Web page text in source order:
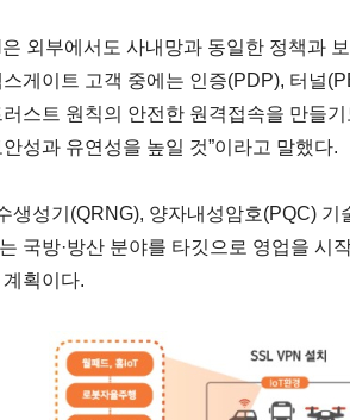
외부에서도 사내망과 동일한 정책과
게이트 고객 중에는 인증(PDP), 터널
스트 원칙의 안전한 원격접속을 만들
성과 유연성을 높일 것”이라고 말했다.
생성기(QRNG), 양자내성암호(PQC)
국방·방산 분야를 타깃으로 영업을
획이다.